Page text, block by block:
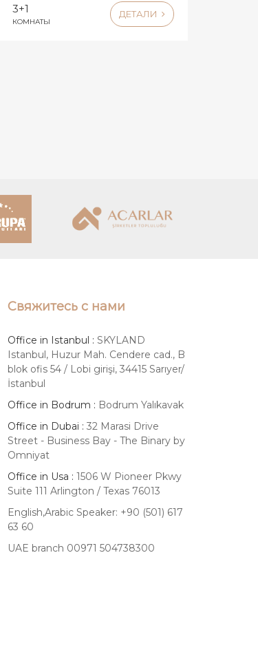
3+1
КОМНАТЫ
ДЕТАЛИ
Свяжитесь с нами
Office in Istanbul : SKYLAND
Istanbul, Huzur Mah. Cendere cad., B
blok ofis 54 / Lobi girişi, 34415 Sarıyer/
İstanbul
Office in Bodrum : Bodrum Yalıkavak
Office in Dubai : 32 Marasi Drive
Street - Business Bay - The Binary by
Omniyat
Office in Usa : 1506 W Pioneer Pkwy
Suite 111 Arlington / Texas 76013
English,Arabic Speaker: +90 (501) 617
63 60
UAE branch 00971 504738300